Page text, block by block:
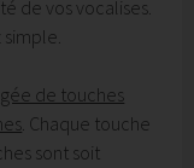
de vos vocalises.
simple.
de touches
. Chaque touche
sont soit